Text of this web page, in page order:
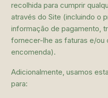
recolhida para cumprir
através do Site (incluindo o
informação de pagamento,
fornecer-lhe as faturas e/ou
encomenda).
Adicionalmente, usamos
para: